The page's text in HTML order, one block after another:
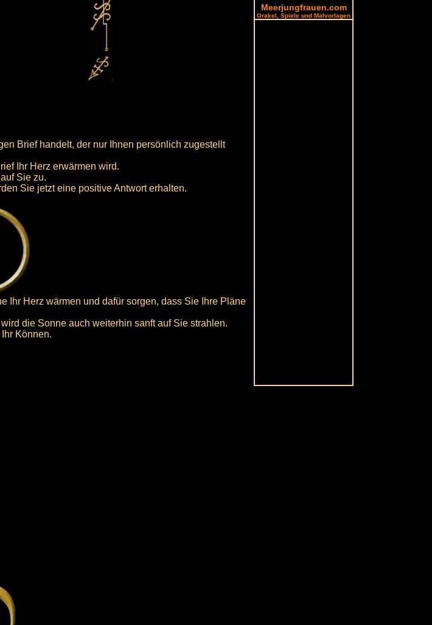
Brief handelt, der nur Ihnen persönlich zugestellt
Ihr Herz erwärmen wird.
Sie zu.
Sie jetzt eine positive Antwort erhalten.
Ihr Herz wärmen und dafür sorgen, dass Sie Ihre Pläne
die Sonne auch weiterhin sanft auf Sie strahlen.
Können.
Meerjungfrauen.com
Orakel, Spiele und Malvorlagen